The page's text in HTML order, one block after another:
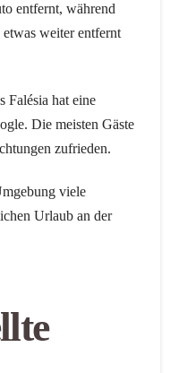
entfernt, während
weiter entfernt
Falésia hat eine
Die meisten Gäste
zufrieden.
viele
Urlaub an der